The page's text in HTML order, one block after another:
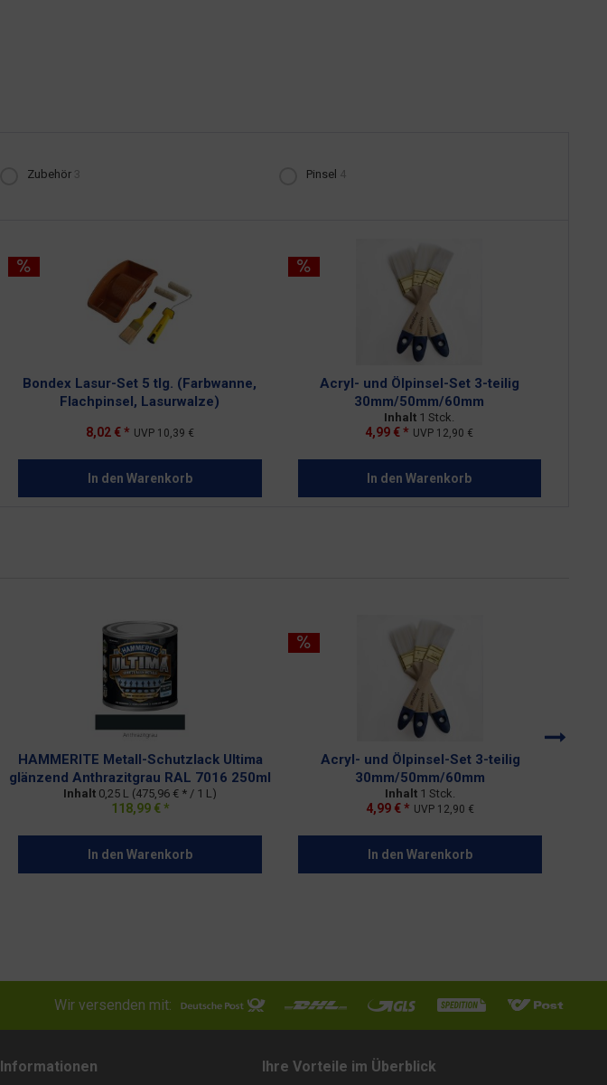
Zubehör 3 Pinsel 4
Bondex Lasur-Set 5 tlg. (Farbwanne,
Flachpinsel, Lasurwalze)
8,02 € * UVP 10,39 €
In den Warenkorb
Acryl- und Ölpinsel-Set 3-teilig
30mm/50mm/60mm
Inhalt 1 Stck.
4,99 € * UVP 12,90 €
In den Warenkorb
HAMMERITE Metall-Schutzlack Ultima
glänzend Anthrazitgrau RAL 7016 250ml
Inhalt 0,25 L (475,96 € * / 1 L)
118,99 € *
In den Warenkorb
Acryl- und Ölpinsel-Set 3-teilig
30mm/50mm/60mm
Inhalt 1 Stck.
4,99 € * UVP 12,90 €
In den Warenkorb
Wir versenden mit:
Informationen Ihre Vorteile im Überblick